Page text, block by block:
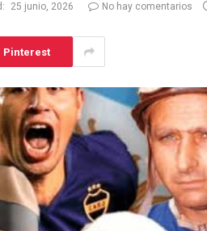
25 junio, 2026 No hay comentarios
Pinterest